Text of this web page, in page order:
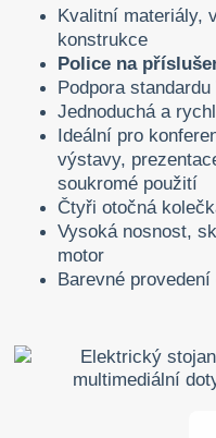
Kvalitní materiály,
konstrukce
Police na
Podpora standardu
Jednoduchá a
Ideální pro
výstavy,
soukromé použití
Čtyři otočná
Vysoká nosnost,
motor
Barevné provedení